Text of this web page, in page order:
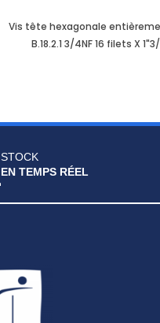
Vis tête hexagonale
B.18.2.1 3/4NF 16 filets X
STOCK
EN TEMPS RÉEL